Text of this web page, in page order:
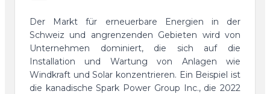
Der Markt für erneuerbare Energien in der
Schweiz und angrenzenden Gebieten wird von
Unternehmen dominiert, die sich auf die
Installation und Wartung von Anlagen wie
Windkraft und Solar konzentrieren. Ein Beispiel ist
die kanadische Spark Power Group Inc., die 2022